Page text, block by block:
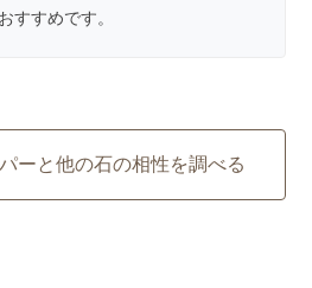
すすめです。
ーと他の石の相性を調べる